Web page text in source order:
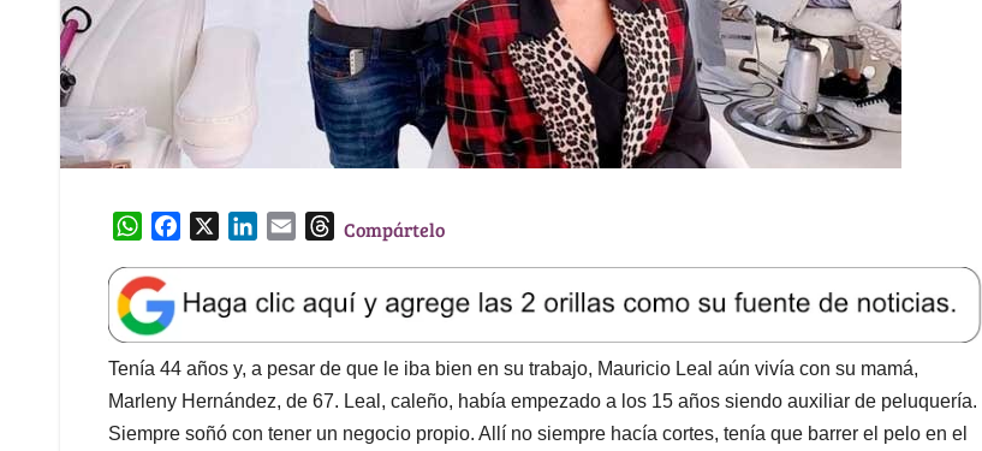
W
a
t
s
A
p
p
e
b
o
o
k
k
e
d
I
n
l
T
e
a
d
Compártelo
Tenía 44 años y, a pesar de que le iba bien en su trabajo, Mauricio Leal aún vivía con su mamá,
Marleny Hernández, de 67. Leal, caleño, había empezado a los 15 años siendo auxiliar de peluquería.
Siempre soñó con tener un negocio propio. Allí no siempre hacía cortes, tenía que barrer el pelo en el